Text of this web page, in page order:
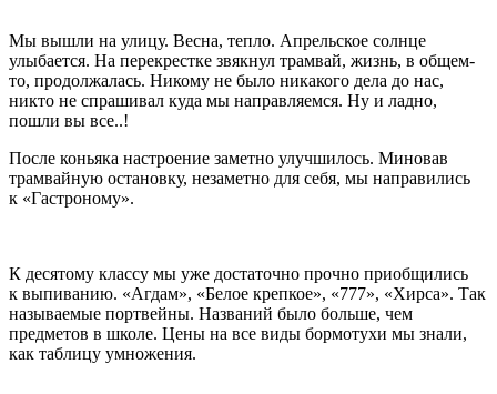
Мы вышли на улицу. Весна, тепло. Апрельское солнце
улыбается. На перекрестке звякнул трамвай, жизнь, в общем-
то, продолжалась. Никому не было никакого дела до нас,
никто не спрашивал куда мы направляемся. Ну и ладно,
пошли вы все..!
После коньяка настроение заметно улучшилось. Миновав
трамвайную остановку, незаметно для себя, мы направились
к «Гастроному».
К десятому классу мы уже достаточно прочно приобщились
к выпиванию. «Агдам», «Белое крепкое», «777», «Хирса». Так
называемые портвейны. Названий было больше, чем
предметов в школе. Цены на все виды бормотухи мы знали,
как таблицу умножения.